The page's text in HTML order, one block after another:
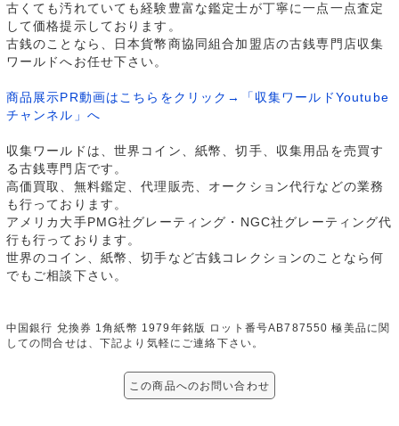
古くても汚れていても経験豊富な鑑定士が丁寧に一点一点査定
して価格提示しております。
古銭のことなら、日本貨幣商協同組合加盟店の古銭専門店収集
ワールドへお任せ下さい。
商品展示PR動画はこちらをクリック→「収集ワールドYoutube
チャンネル」へ
収集ワールドは、世界コイン、紙幣、切手、収集用品を売買す
る古銭専門店です。
高価買取、無料鑑定、代理販売、オークション代行などの業務
も行っております。
アメリカ大手PMG社グレーティング・NGC社グレーティング代
行も行っております。
世界のコイン、紙幣、切手など古銭コレクションのことなら何
でもご相談下さい。
中国銀行 兌換券 1角紙幣 1979年銘版 ロット番号AB787550 極美品に関
しての問合せは、下記より気軽にご連絡下さい。
この商品へのお問い合わせ